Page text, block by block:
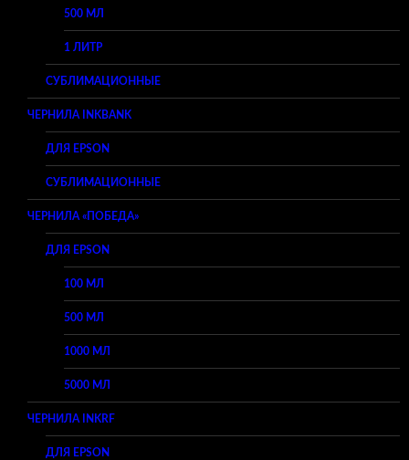
500 МЛ
1 ЛИТР
СУБЛИМАЦИОННЫЕ
ЧЕРНИЛА INKBANK
ДЛЯ EPSON
СУБЛИМАЦИОННЫЕ
ЧЕРНИЛА «ПОБЕДА»
ДЛЯ EPSON
100 МЛ
500 МЛ
1000 МЛ
5000 МЛ
ЧЕРНИЛА INKRF
ДЛЯ EPSON